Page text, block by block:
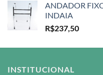
ANDADOR
INDAIA
R$237,50
INSTITUCIONAL